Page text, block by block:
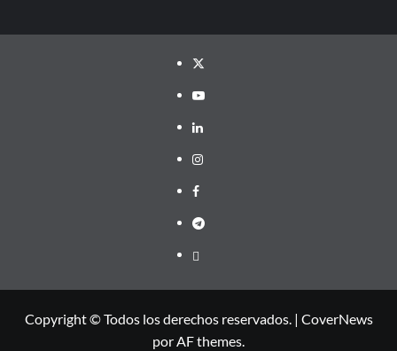
Twitter
YouTube
LinkedIn
Instagram
Facebook
Telegram
PayPal
Copyright © Todos los derechos reservados. | CoverNews
por AF themes.